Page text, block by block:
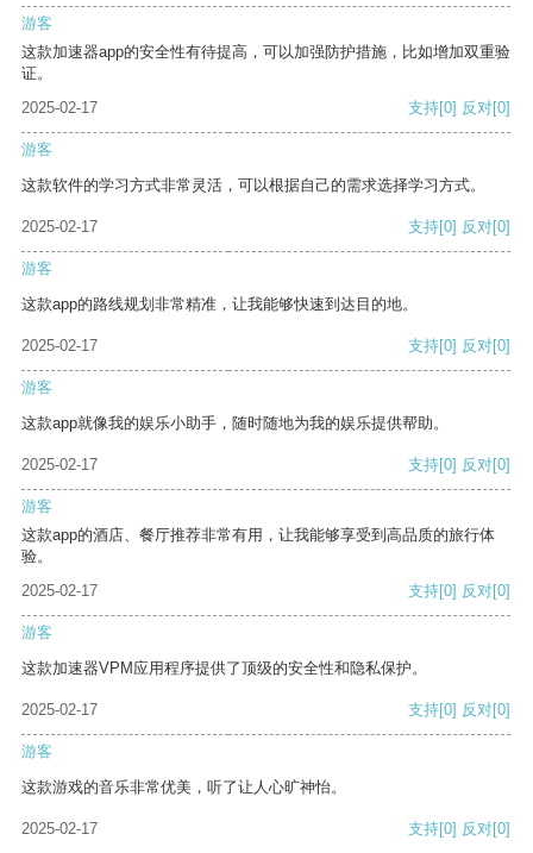
游客
这款加速器app的安全性有待提高，可以加强防护措施，比如增加双重验
证。
2025-02-17
支持[0] 反对[0]
游客
这款软件的学习方式非常灵活，可以根据自己的需求选择学习方式。
2025-02-17 支持[0] 反对[0]
游客
这款app的路线规划非常精准，让我能够快速到达目的地。
2025-02-17 支持[0] 反对[0]
游客
这款app就像我的娱乐小助手，随时随地为我的娱乐提供帮助。
2025-02-17 支持[0] 反对[0]
游客
这款app的酒店、餐厅推荐非常有用，让我能够享受到高品质的旅行体
验。
2025-02-17
支持[0] 反对[0]
游客
这款加速器VPM应用程序提供了顶级的安全性和隐私保护。
2025-02-17 支持[0] 反对[0]
游客
这款游戏的音乐非常优美，听了让人心旷神怡。
2025-02-17 支持[0] 反对[0]